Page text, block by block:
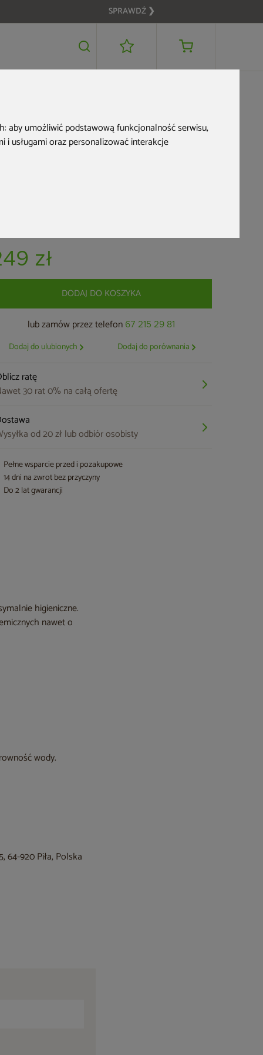
aby umożliwić podstawową funkcjonalność serwisu,
i usługami oraz personalizować interakcje
SPRAWDŹ ❯
249 zł DODAJ DO KOSZYKA
zł
DODAJ DO KOSZYKA
lub zamów przez telefon 67 215 29 81
Dodaj do ulubionych Dodaj do porównania
ratę
30 rat 0% na całą ofertę
od 20 zł lub odbiór osobisty
Pełne wsparcie przed i pozakupowe
14 dni na zwrot bez przyczyny
Do 2 lat gwarancji
higieniczne.
nawet o
wody.
64-920 Piła, Polska